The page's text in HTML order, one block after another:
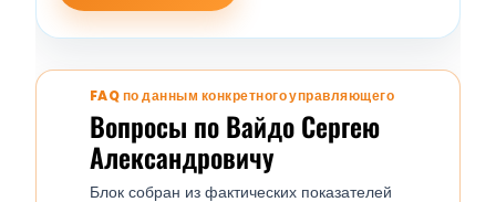
FAQ по данным конкретного управляющего
Вопросы по Вайдо Сергею
Александровичу
Блок собран из фактических показателей